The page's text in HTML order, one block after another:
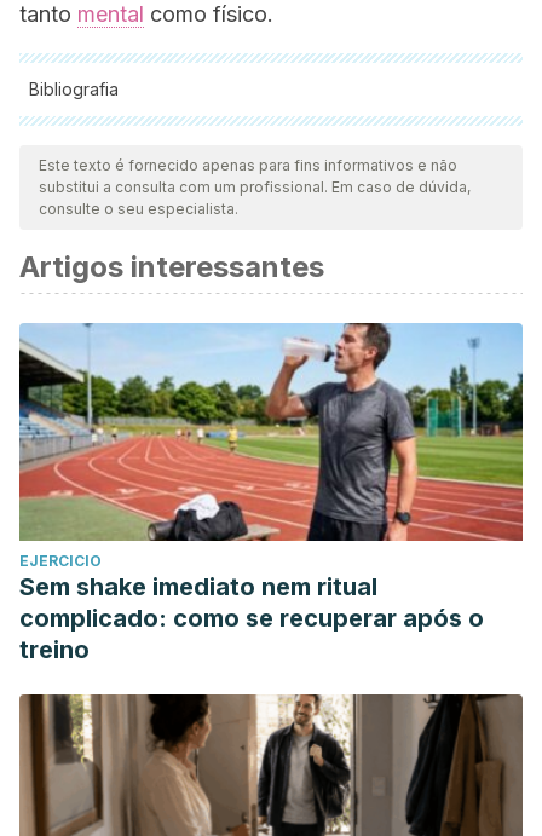
tanto mental como físico.
Bibliografia
Todas as fontes citadas foram minuciosamente revisadas por
nossa equipe para garantir sua qualidade, confiabilidade,
atualidade e validade. A bibliografia deste artigo foi
cientificamente.
Barriga Hernández, F. J., Barón Rubio, M., Dobato Ayuso, J.
L., & Pareja Grande, J. A. (2003). Trastornos del sueño.
Medicine – Programa de Formación Médica Continuada
Acreditado. https://doi.org/10.1016/S0304-5412(03)71015-4.
Miró, E., Cano-Lozano, C., & Buela-Casal, G. (2005). SUEÑO
Y CALIDAD DE VIDA. Revista Colombiana de Psicología.
https://doi.org/10.1097/MRR.0000000000000137.
Morley, J. E., Farr, S. A., & Nguyen, A. D. (2018). Alzheimer
Disease. Clinics in Geriatric Medicine.
https://doi.org/10.1016/j.cger.2018.06.006.
Donoso, A. (2003). La enfermedad de Alzheimer. Revista
5412(11)70068-3.Mae. (2011).
Relacionan “reloj biológico” con riesgo de demencia .
Alzheimer 2.0.
Este texto é fornecido apenas para fins informativos e não
substitui a consulta com um profissional. Em caso de dúvida,
consulte o seu especialista.
Artigos interessantes
EJERCICIO
Sem shake imediato nem ritual
complicado: como se recuperar após o
treino